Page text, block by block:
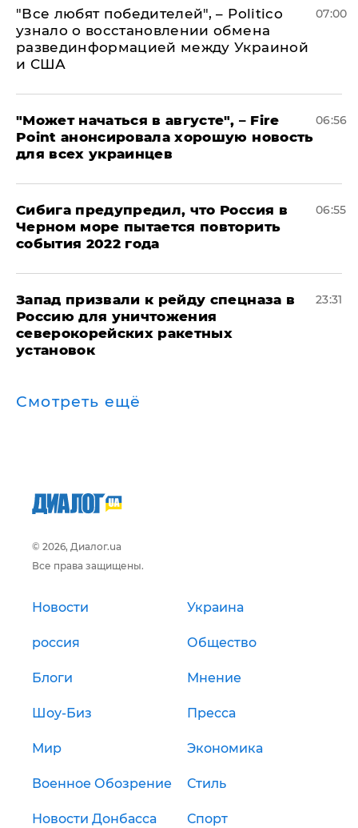
​"Все любят победителей", – Politico
узнало о восстановлении обмена
развединформацией между Украиной
и США
07:00
"Может начаться в августе", – Fire
Point анонсировала хорошую новость
для всех украинцев
06:56
Сибига предупредил, что Россия в
Черном море пытается повторить
события 2022 года
06:55
Запад призвали к рейду спецназа в
Россию для уничтожения
северокорейских ракетных
установок
23:31
Смотреть ещё
© 2026, Диалог.ua
Все права защищены.
Новости Украина
россия Общество
Блоги Мнение
Шоу-Биз Пресса
Мир Экономика
Военное Обозрение Стиль
Новости Донбасса Спорт